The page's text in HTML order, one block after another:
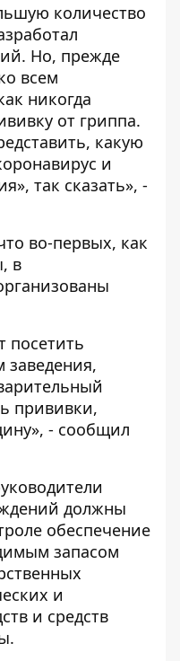
количество
Но, прежде
всем
никогда
от гриппа.
какую
и
так сказать», -
во-первых, как
в
посетить
заведения,
прививки,
- сообщил
должны
обеспечение
запасом
и
и средств